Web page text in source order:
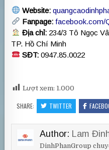
Website:
Fanpage: facebook.com/
Địa chỉ:234/3 Tô Ngọc
TP. Hồ Chí Minh
SĐT:0947.85.0022
Lượt xem: 1.000
SHARE: TWITTER
Author: Lam
DinhPhanGroup